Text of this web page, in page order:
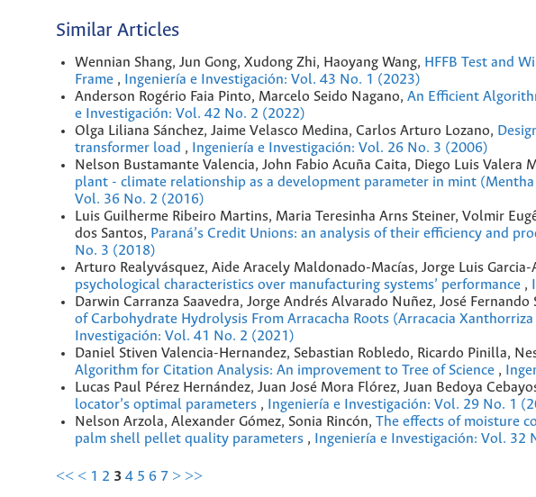
Similar Articles
Wennian Shang, Jun Gong, Xudong Zhi, Haoyang Wang, HFFB Test and
Frame ,
Ingeniería e Investigación: Vol. 43 No. 1 (2023)
Anderson Rogério Faia Pinto, Marcelo Seido Nagano, An Efficient
e Investigación: Vol. 42 No. 2 (2022)
Olga Liliana Sánchez, Jaime Velasco Medina, Carlos Arturo Lozano,
transformer load ,
Ingeniería e Investigación: Vol. 26 No. 3 (2006)
Nelson Bustamante Valencia, John Fabio Acuña Caita, Diego Luis Valera
plant - climate relationship as a development parameter in mint
Vol. 36 No. 2 (2016)
Luis Guilherme Ribeiro Martins, Maria Teresinha Arns Steiner, Volmir
dos Santos, Paraná’s Credit Unions: an analysis of their efficiency and
No. 3 (2018)
Arturo Realyvásquez, Aide Aracely Maldonado-Macías, Jorge Luis Garcia-
psychological characteristics over manufacturing systems’ performance ,
Darwin Carranza Saavedra, Jorge Andrés Alvarado Nuñez, José
of Carbohydrate Hydrolysis From Arracacha Roots (Arracacia
Investigación: Vol. 41 No. 2 (2021)
Daniel Stiven Valencia-Hernandez, Sebastian Robledo, Ricardo Pinilla,
Algorithm for Citation Analysis: An improvement to Tree of Science ,
Lucas Paul Pérez Hernández, Juan José Mora Flórez, Juan Bedoya
locator’s optimal parameters ,
Ingeniería e Investigación: Vol. 29 No. 1
Nelson Arzola, Alexander Gómez, Sonia Rincón, The effects of moisture
palm shell pellet quality parameters , Ingeniería e Investigación: Vol. 32
<< < 1 2 3 4 5 6 7 > >>